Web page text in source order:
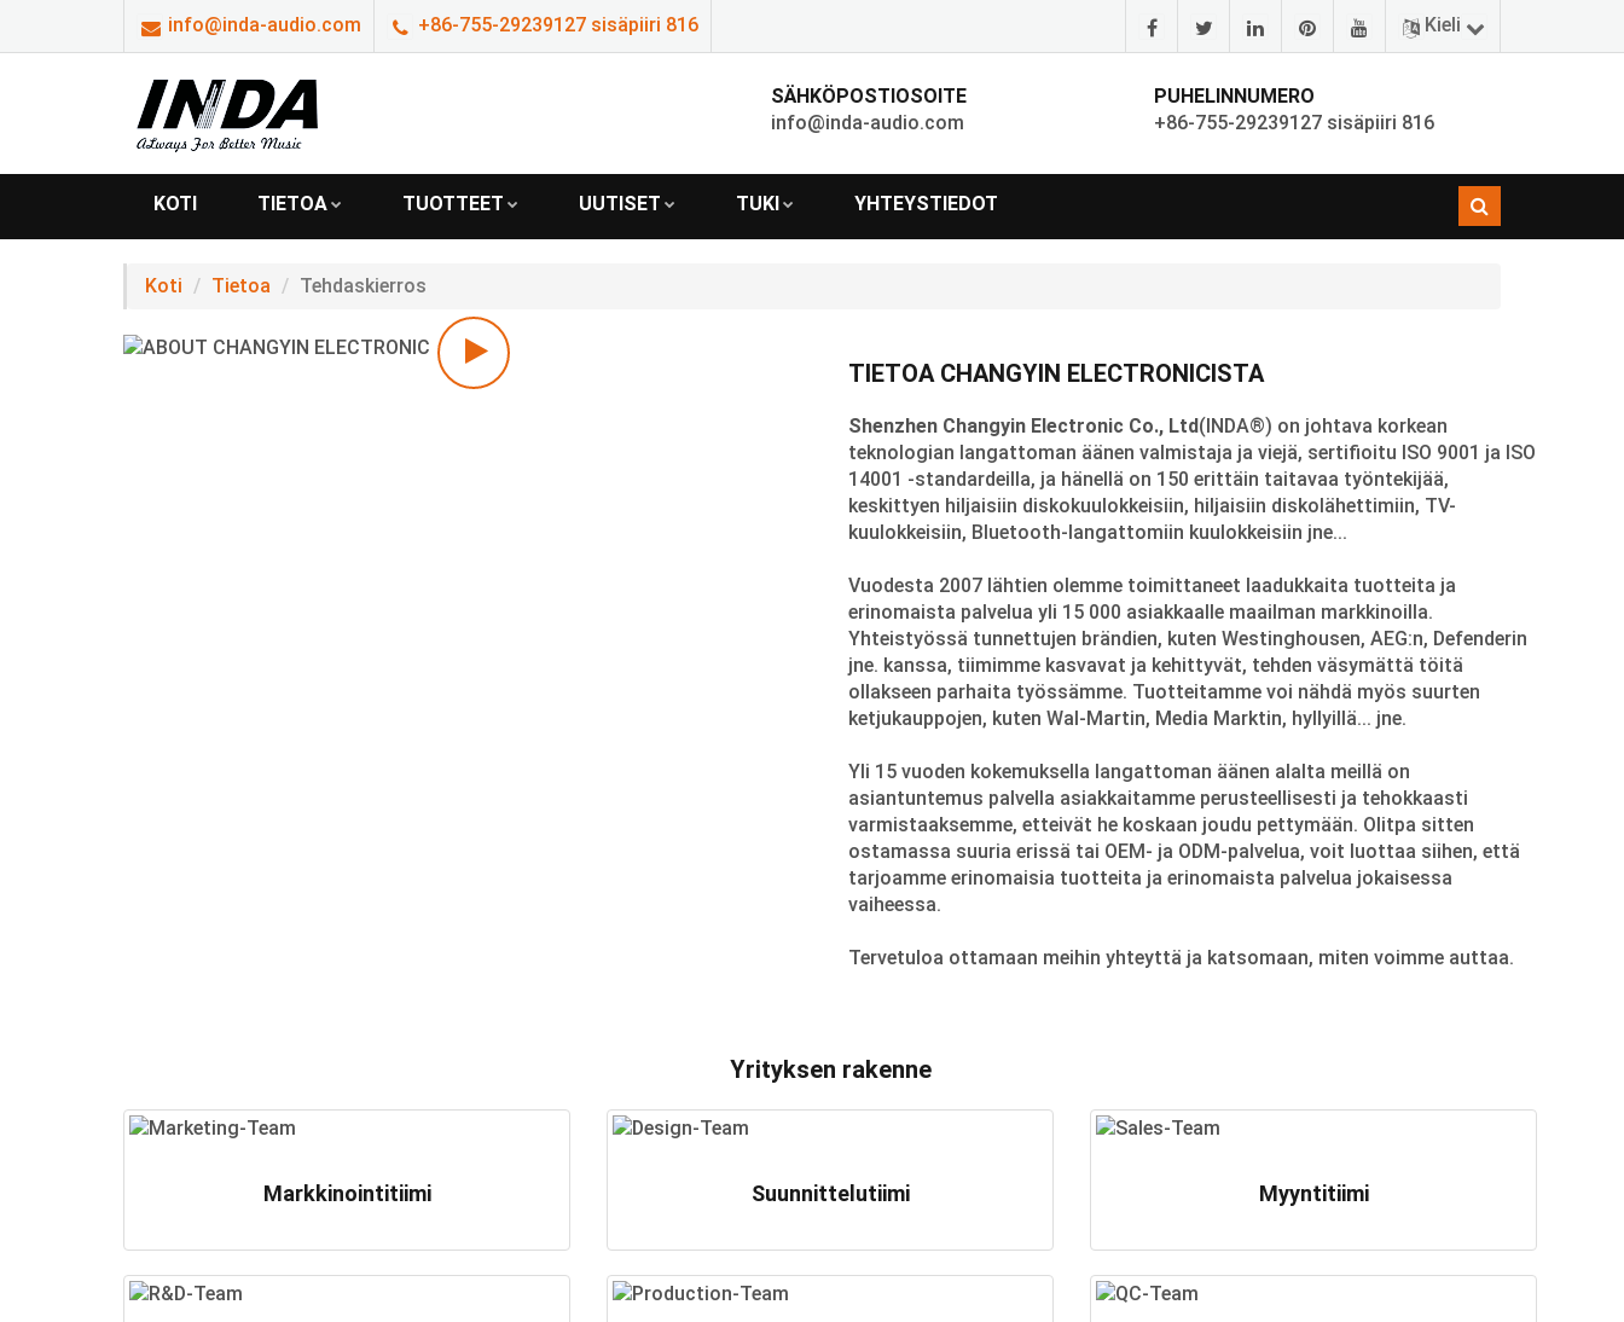
info@inda-audio.com +86-755-29239127 sisäpiiri 816 Kieli
SÄHKÖPOSTIOSOITE
info@inda-audio.com
PUHELINNUMERO
+86-755-29239127 sisäpiiri 816
KOTI TIETOA TUOTTEET UUTISET TUKI YHTEYSTIEDOT
Koti Tietoa Tehdaskierros
TIETOA CHANGYIN ELECTRONICISTA
Shenzhen Changyin Electronic Co., Ltd(INDA®) on johtava korkean
teknologian langattoman äänen valmistaja ja viejä, sertifioitu ISO 9001 ja ISO
14001 -standardeilla, ja hänellä on 150 erittäin taitavaa työntekijää,
keskittyen hiljaisiin diskokuulokkeisiin, hiljaisiin diskolähettimiin, TV-
kuulokkeisiin, Bluetooth-langattomiin kuulokkeisiin jne...
Vuodesta 2007 lähtien olemme toimittaneet laadukkaita tuotteita ja
erinomaista palvelua yli 15 000 asiakkaalle maailman markkinoilla.
Yhteistyössä tunnettujen brändien, kuten Westinghousen, AEG:n, Defenderin
jne. kanssa, tiimimme kasvavat ja kehittyvät, tehden väsymättä töitä
ollakseen parhaita työssämme. Tuotteitamme voi nähdä myös suurten
ketjukauppojen, kuten Wal-Martin, Media Marktin, hyllyillä... jne.
Yli 15 vuoden kokemuksella langattoman äänen alalta meillä on
asiantuntemus palvella asiakkaitamme perusteellisesti ja tehokkaasti
varmistaaksemme, etteivät he koskaan joudu pettymään. Olitpa sitten
ostamassa suuria erissä tai OEM- ja ODM-palvelua, voit luottaa siihen, että
tarjoamme erinomaisia tuotteita ja erinomaista palvelua jokaisessa
vaiheessa.
Tervetuloa ottamaan meihin yhteyttä ja katsomaan, miten voimme auttaa.
Yrityksen rakenne
Markkinointitiimi Suunnittelutiimi Myyntitiimi